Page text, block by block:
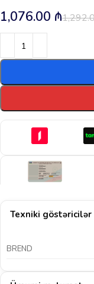
1,076.00 ₼
Texniki göstəricilər
BREND